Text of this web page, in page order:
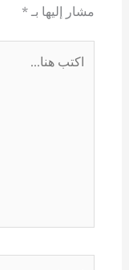
مشار إليها بـ *
هنا...